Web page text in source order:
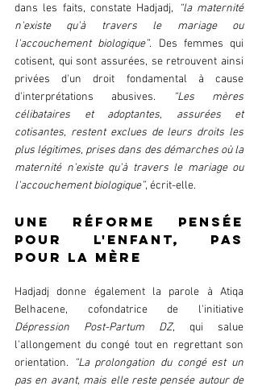
dans les faits, constate Hadjadj, “la maternité
n'existe qu'à travers le mariage ou
l'accouchement biologique”. Des femmes qui
cotisent, qui sont assurées, se retrouvent ainsi
privées d'un droit fondamental à cause
d'interprétations abusives.
“Les mères
célibataires et adoptantes, assurées et
cotisantes, restent exclues de leurs droits les
plus légitimes, prises dans des démarches où la
maternité n'existe qu'à travers le mariage ou
l'accouchement biologique”, écrit-elle.
Une réforme pensée
pour l'enfant, pas
pour la mère
Hadjadj donne également la parole à Atiqa
Dépression Post-Partum DZ, qui salue
l'allongement du congé tout en regrettant son
orientation.
“La prolongation du congé est un
pas en avant, mais elle reste pensée autour de